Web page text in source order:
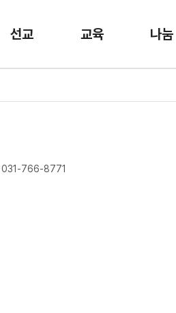
선교 교육 나눔
031-766-8771